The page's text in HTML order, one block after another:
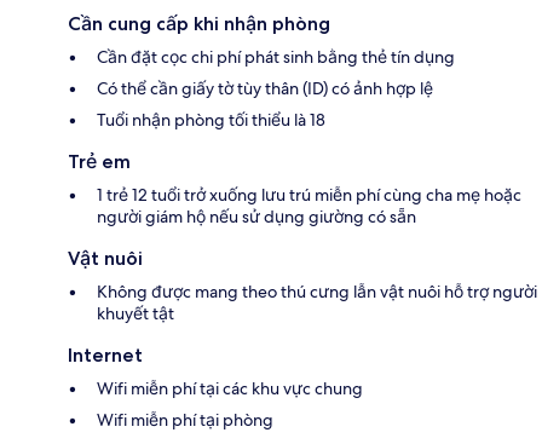
Cần cung cấp khi nhận phòng
Cần đặt cọc chi phí phát sinh bằng thẻ tín dụng
Có thể cần giấy tờ tùy thân (ID) có ảnh hợp lệ
Tuổi nhận phòng tối thiểu là 18
Trẻ em
1 trẻ 12 tuổi trở xuống lưu trú miễn phí cùng cha mẹ hoặc
người giám hộ nếu sử dụng giường có sẵn
Vật nuôi
Không được mang theo thú cưng lẫn vật nuôi hỗ trợ người
khuyết tật
Internet
Wifi miễn phí tại các khu vực chung
Wifi miễn phí tại phòng